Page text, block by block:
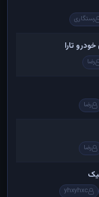
رستگاری
تارا
رضا
رضا
رضا
yhxyhxc